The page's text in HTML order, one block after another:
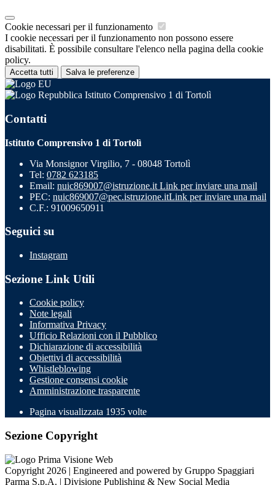
Cookie necessari per il funzionamento
I cookie necessari per il funzionamento non possono essere
disabilitati. È possibile consultare l'elenco nella pagina della cookie
policy.
Accetta tutti Salva le preferenze
Istituto Comprensivo 1 di Tortolì
Contatti
Istituto Comprensivo 1 di Tortolì
Via Monsignor Virgilio, 7 - 08048 Tortolì
Tel: 0782 623185
Email: nuic869007@istruzione.it Link per inviare una mail
PEC: nuic869007@pec.istruzione.itLink per inviare una mail
C.F.: 91009650911
Seguici su
Instagram
Sezione Link Utili
Cookie policy
Note legali
Informativa Privacy
Ufficio Relazioni con il Pubblico
Dichiarazione di accessibilità
Obiettivi di accessibilità
Whistleblowing
Gestione consensi cookie
Amministrazione trasparente
Pagina visualizzata 1935 volte
Sezione Copyright
Copyright 2026 | Engineered and powered by Gruppo Spaggiari
Parma S.p.A. | Divisione Publishing & New Social Media